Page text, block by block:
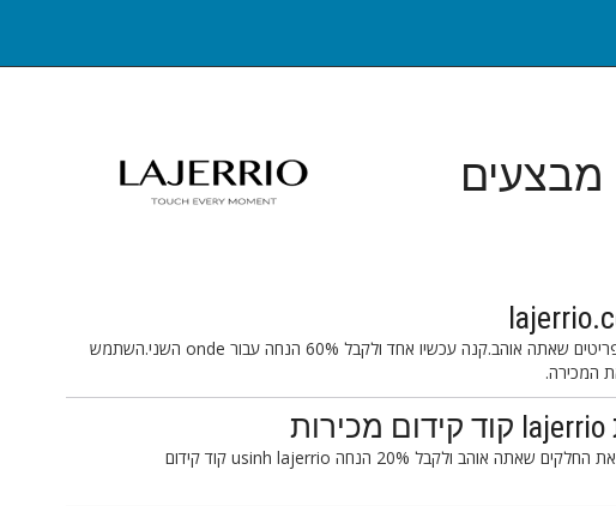
מבצעים
תסתכל על lajerrio.com ולקבל את הפריטים שאתה אוהב.קנה עכשיו אחד ולקבל 60% הנחה עבור onde השני.השתמש
בדוק עכשיו lajerrio.com ותזמין עכשיו את החלקים שאתה אוהב ולקבל 20% הנחה usinh lajerrio קוד קידום